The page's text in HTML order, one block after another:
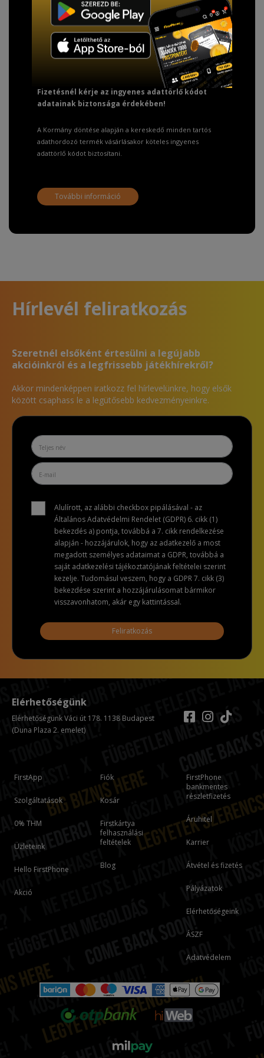
Fizetésnél kérje az ingyenes adattörlő kódot
adatainak biztonsága érdekében!
A Kormány döntése alapján a kereskedő minden tartós
adathordozó termék vásárlásakor köteles ingyenes
adattörlő kódot biztosítani.
További információ
Hírlevél feliratkozás
Szeretnél elsőként értesülni a legújabb
akcióinkról és a legfrissebb játékhírekről?
Akkor mindenképpen iratkozz fel hírlevelünkre, hogy elsők
között csaphass le a legütősebb kedvezményeinkre.
Alulírott, az alábbi checkbox pipálásával - az
Általános Adatvédelmi Rendelet (GDPR) 6. cikk (1)
bekezdés a) pontja, továbbá a 7. cikk rendelkezése
alapján - hozzájárulok, hogy az adatkezelő a most
megadott személyes adataimat a GDPR, továbbá a
saját adatkezelési tájékoztatójának feltételei szerint
kezelje. Tudomásul veszem, hogy a GDPR 7. cikk (3)
bekezdése szerint a hozzájárulásomat bármikor
visszavonhatom, akár egy kattintással.
Feliratkozás
FirstApp
Szolgáltatások
0% THM
Üzleteink
Hello FirstPhone
Akció
Fiók
Kosár
Firstkártya
felhasználási
feltételek
Blog
FirstPhone
bankmentes
részletfizetés
Áruhitel
Karrier
Átvétel és fizetés
Pályázatok
Elérhetőségeink
ÁSZF
Adatvédelem
Elérhetőségünk
Elérhetőségünk Váci út 178. 1138 Budapest
(Duna Plaza 2. emelet)